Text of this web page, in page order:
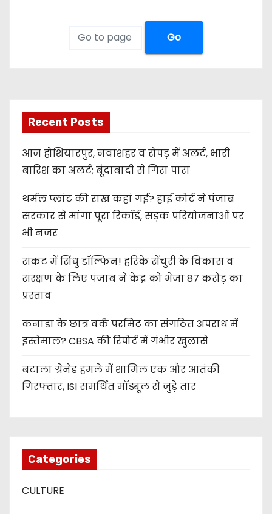
Go
Recent Posts
आज होशियारपुर, नवांशहर व रोपड़ में अलर्ट, भारी
बारिश का अलर्ट; बूंदाबांदी से गिरा पारा
थर्मल प्लांट की राख कहां गई? हाई कोर्ट ने पंजाब
सरकार से मांगा पूरा रिकॉर्ड, सड़क परियोजनाओं पर
भी नजर
संकट में सिंधु डॉल्फिन! हरिके सेंचुरी के विकास व
संरक्षण के लिए पंजाब ने केंद्र को भेजा 87 करोड़ का
प्रस्ताव
कनाडा के छात्र वर्क परमिट का संगठित अपराध में
इस्तेमाल? CBSA की रिपोर्ट में गंभीर खुलासे
बटाला ग्रेनेड हमले में शामिल एक और आतंकी
गिरफ्तार, ISI समर्थित मॉड्यूल से जुड़े तार
Categories
CULTURE